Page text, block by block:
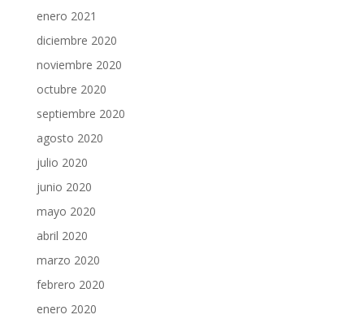
enero 2021
diciembre 2020
noviembre 2020
octubre 2020
septiembre 2020
agosto 2020
julio 2020
junio 2020
mayo 2020
abril 2020
marzo 2020
febrero 2020
enero 2020